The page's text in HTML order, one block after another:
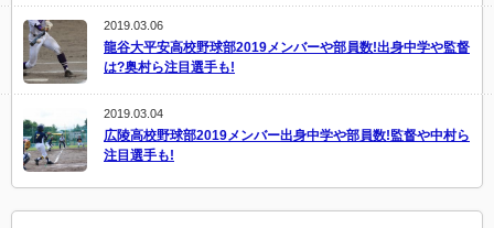
2019.03.06
龍谷大平安高校野球部2019メンバーや部員数!出身中学や監督
は?奥村ら注目選手も!
2019.03.04
広陵高校野球部2019メンバー出身中学や部員数!監督や中村ら
注目選手も!